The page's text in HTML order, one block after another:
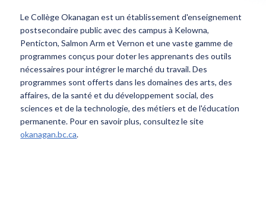
Le Collège Okanagan est un établissement d'enseignement
postsecondaire public avec des campus à Kelowna,
Penticton, Salmon Arm et Vernon et une vaste gamme de
programmes conçus pour doter les apprenants des outils
nécessaires pour intégrer le marché du travail. Des
programmes sont offerts dans les domaines des arts, des
affaires, de la santé et du développement social, des
sciences et de la technologie, des métiers et de l'éducation
permanente. Pour en savoir plus, consultez le site
okanagan.bc.ca.